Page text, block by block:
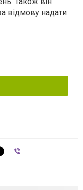
відмову надати